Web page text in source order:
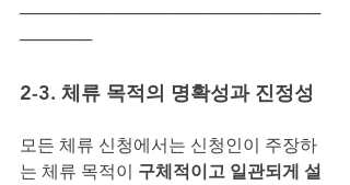
─────────────────────────
──────
2-3. 체류 목적의 명확성과 진정성
모든 체류 신청에서는 신청인이 주장하
는 체류 목적이 구체적이고 일관되게 설